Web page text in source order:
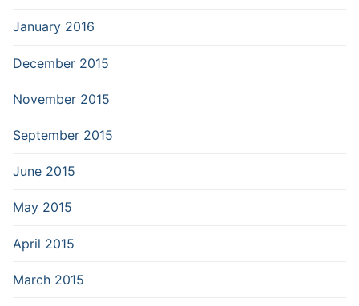
January 2016
December 2015
November 2015
September 2015
June 2015
May 2015
April 2015
March 2015